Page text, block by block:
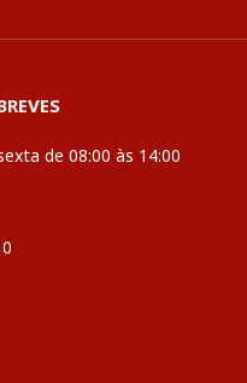
de 08:00 às 14:00